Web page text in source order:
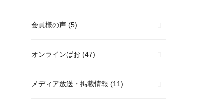
会員様の声 (5)
オンラインぱお (47)
メディア放送・掲載情報 (11)